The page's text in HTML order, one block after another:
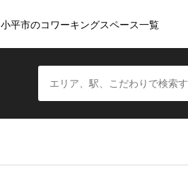
小平市のコワーキングスペース一覧